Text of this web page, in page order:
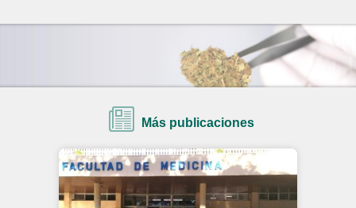
Más publicaciones